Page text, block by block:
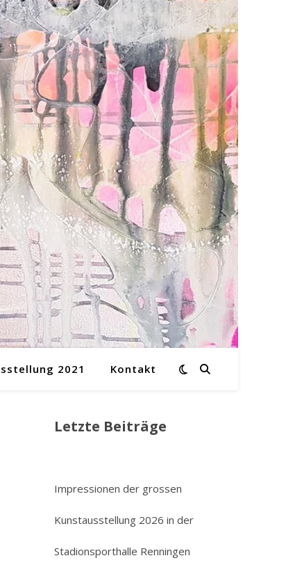
2021 Kontakt
Letzte Beiträge
Impressionen der grossen
Kunstausstellung 2026 in der
Stadionsporthalle Renningen